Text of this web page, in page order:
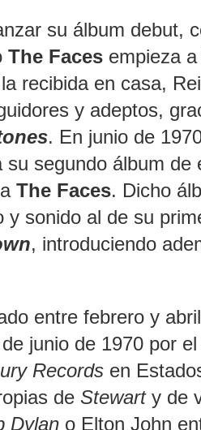
su álbum debut,
The Faces empieza
recibida en casa,
y adeptos,
. En junio de
su segundo álbum
The Faces. Dicho
y sonido al de su
, introduciendo
entre febrero y
junio de 1970 por
Records en
de Stewarty de
Dylan o Elton John